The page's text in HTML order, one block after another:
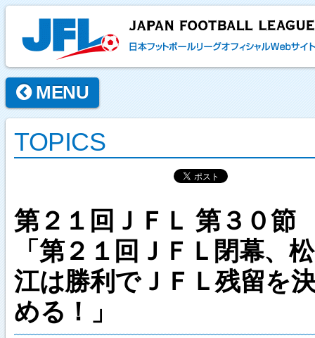
MENU
TOPICS
第２１回ＪＦＬ 第３０節
「第２１回ＪＦＬ閉幕、松
江は勝利でＪＦＬ残留を決
める！」